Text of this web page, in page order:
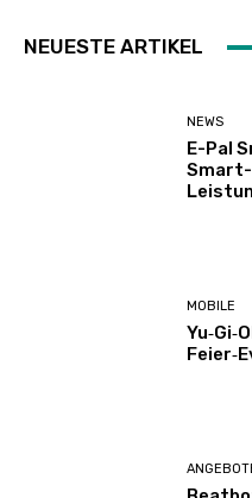
NEUESTE ARTIKEL
NEWS
E-Pal
MOBILE